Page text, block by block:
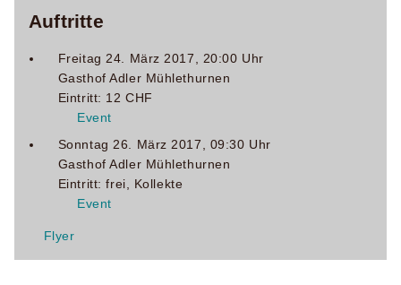
Aktivitäten
Berichte
Musikanten
Organisation
Auftritte
Freitag 24. März 2017, 20:00 Uhr
Gasthof Adler Mühlethurnen
Eintritt: 12 CHF
Event
Sonntag 26. März 2017, 09:30 Uhr
Gasthof Adler Mühlethurnen
Eintritt: frei, Kollekte
Event
Flyer